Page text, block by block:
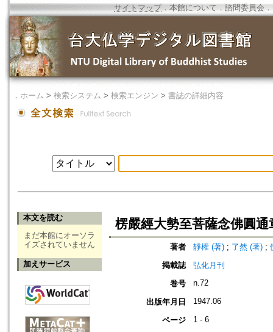
サイトマップ．本館について ． 諮問委員会 ．
． ホーム > 検索システム > 検索エンジン > 書誌の詳細内容
本文を読む
まだ本館にオーソラ
イズされていません
加えサービス
楞嚴經大勢至菩薩念佛圓通
著者 靜權 (著) ; 了然 (著) ;
掲載誌
弘化月刊
巻号
n.72
出版年月日 1947.06
ページ 1 - 6